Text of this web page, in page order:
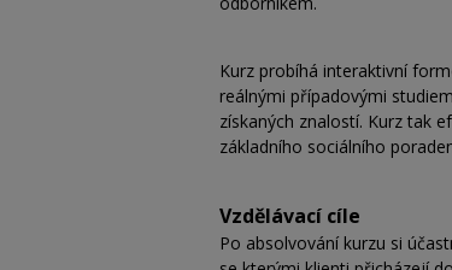
Kurz probíhá interaktivní
reálnými případovými
získaných znalostí. Kurz tak
základního sociálního
Vzdělávací cíle
Po absolvování kurzu si